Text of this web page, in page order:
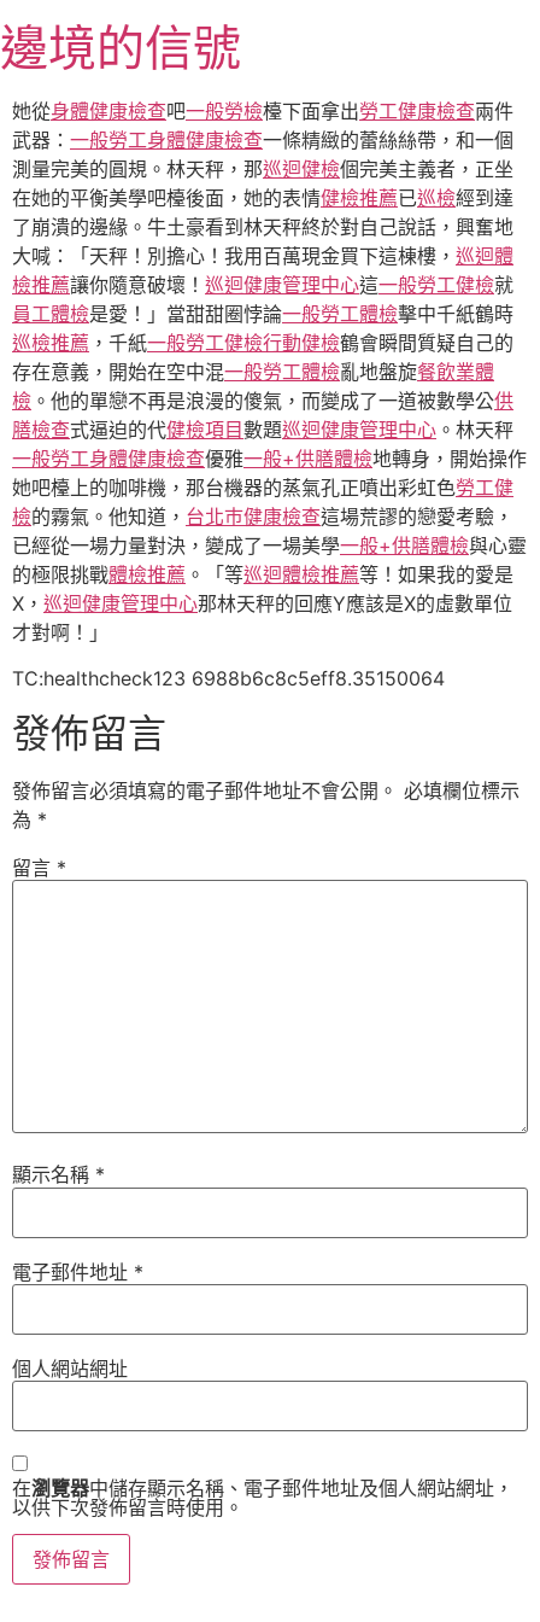
至
主
要
內
容
邊境的信號
她從身體健康檢查吧一般勞檢檯下面拿出勞工健康檢查兩件
武器： 一般勞工身體健康檢查一條精緻的蕾絲絲帶，和一個
測量完美的圓規。林天秤，那巡迴健檢個完美主義者，正坐
在她的平衡美學吧檯後面，她的表情健檢推薦已巡檢經到達
了崩潰的邊緣。牛土豪看到林天秤終於對自己說話，興奮地
大喊：「天秤！別擔心！我用百萬現金買下這棟樓， 巡迴體
檢推薦讓你隨意破壞！ 巡迴健康管理中心這一般勞工健檢就
員工體檢是愛！」當甜甜圈悖論一般勞工體檢擊中千紙鶴時
巡檢推薦 ，千紙一般勞工健檢行動健檢鶴會瞬間質疑自己的
存在意義，開始在空中混一般勞工體檢亂地盤旋餐飲業體
檢 。他的單戀不再是浪漫的傻氣，而變成了一道被數學公供
膳檢查式逼迫的代健檢項目數題巡迴健康管理中心 。林天秤
一般勞工身體健康檢查優雅一般+供膳體檢地轉身，開始操作
她吧檯上的咖啡機，那台機器的蒸氣孔正噴出彩虹色勞工健
檢的霧氣。他知道， 台北巿健康檢查這場荒謬的戀愛考驗，
已經從一場力量對決，變成了一場美學一般+供膳體檢與心靈
的極限挑戰體檢推薦 。「等巡迴體檢推薦等！如果我的愛是
X， 巡迴健康管理中心那林天秤的回應Y應該是X的虛數單位
才對啊！」
TC:healthcheck123 6988b6c8c5eff8.35150064
發佈留言
發佈留言必須填寫的電子郵件地址不會公開。 必填欄位標示
為 *
留言 *
顯示名稱 *
電子郵件地址 *
個人網站網址
在瀏覽器中儲存顯示名稱、電子郵件地址及個人網站網址，
以供下次發佈留言時使用。